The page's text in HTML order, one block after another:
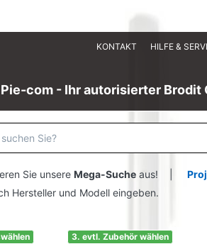
KONTAKT HILFE &
Pie-com - Ihr autorisierter
Sie unsere Mega-Sucheaus! |
und Modell eingeben.
3. evtl. Zubehör wählen